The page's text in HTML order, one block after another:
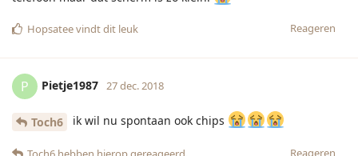
Ik heb een grotere bank nodig, hier kan ik niet languit op
liggen. Pfoe zwaar leven
Vulpenvindt dit leuk